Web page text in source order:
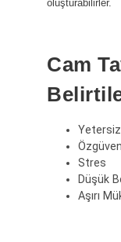
oluşturabilirler.
Cam
Stres
Düşük
Aşırı